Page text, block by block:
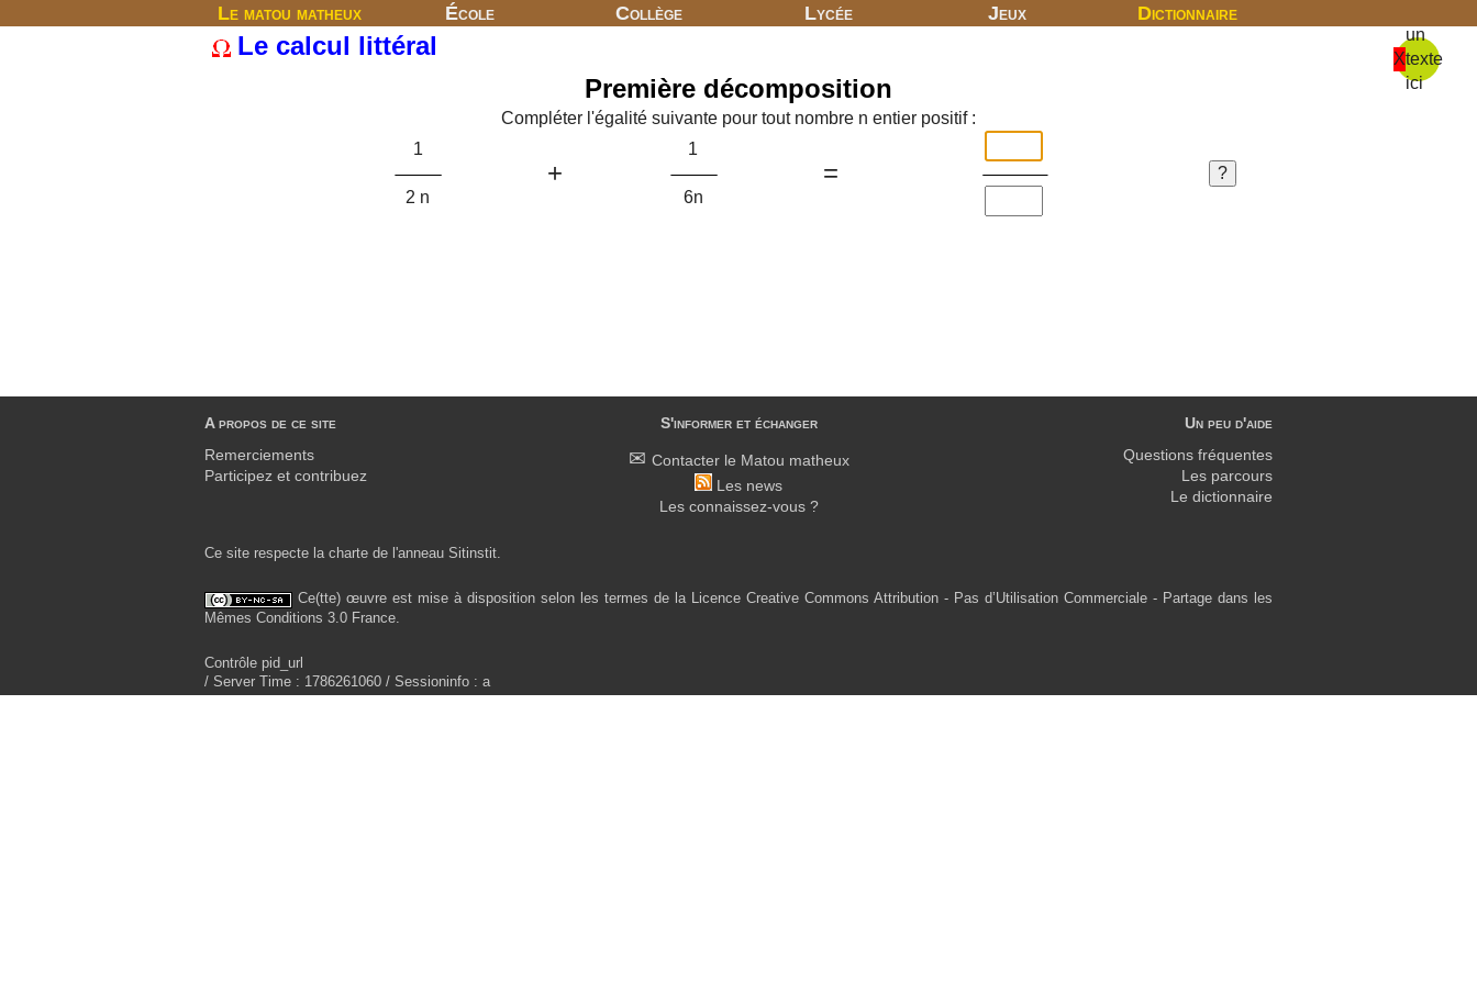
Le matou matheux École Collège Lycée Jeux Dictionnaire
X
un
texte
ici
Le calcul littéral
Première décomposition
Compléter l'égalité suivante pour tout nombre n entier positif :
1
2 n
+
1
6n
=
A propos de ce site
Remerciements
Participez et contribuez
S'informer et échanger
Contacter le Matou matheux
Les news
Les connaissez-vous ?
Un peu d'aide
Questions fréquentes
Les parcours
Le dictionnaire
Ce site respecte la charte de l'anneau Sitinstit.
Ce(tte) œuvre est mise à disposition selon les termes de la Licence Creative Commons Attribution - Pas d’Utilisation Commerciale - Partage dans les
Mêmes Conditions 3.0 France.
Contrôle pid_url
/ Server Time : 1786261060 / Sessioninfo : a